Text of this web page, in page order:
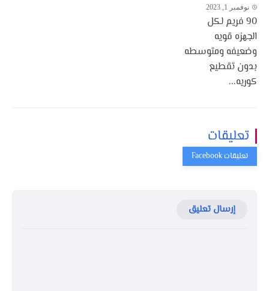
نوفمبر 1, 2023
90 فريم لكل
الجهزه قويه
وضعيفه ومتوسطه
بدون تقطيع
كوريه...
تعليقات
إرسال تعليق